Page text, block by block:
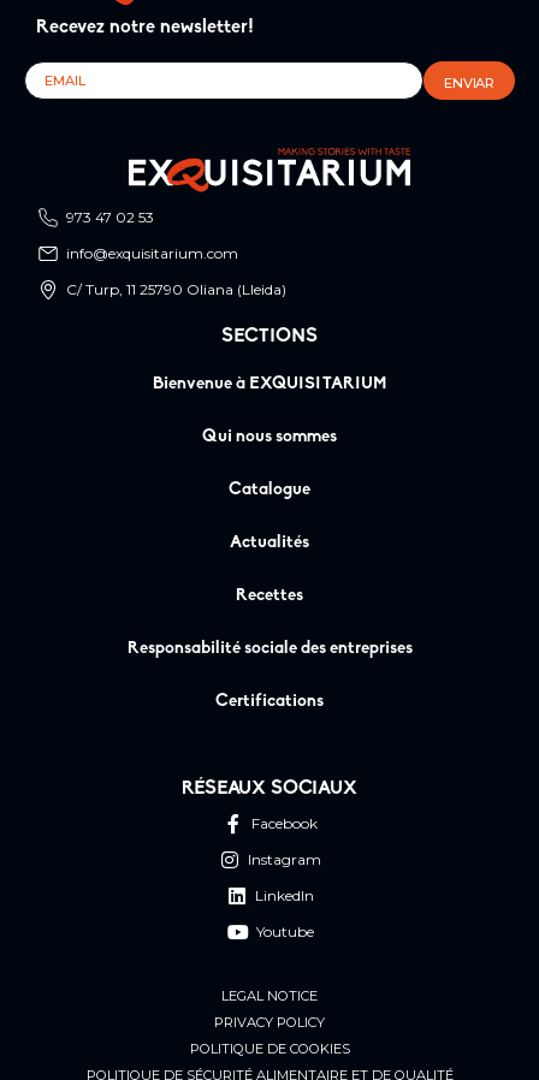
Recevez notre newsletter!
973 47 02 53
info@exquisitarium.com
C/ Turp, 11 25790 Oliana (Lleida)
SECTIONS
Bienvenue à EXQUISITARIUM
Qui nous sommes
Catalogue
Actualités
Recettes
Responsabilité sociale des entreprises
Certifications
RÉSEAUX SOCIAUX
Facebook
Instagram
LinkedIn
Youtube
LEGAL NOTICE
PRIVACY POLICY
POLITIQUE DE COOKIES
POLITIQUE DE SÉCURITÉ ALIMENTAIRE ET DE QUALITÉ